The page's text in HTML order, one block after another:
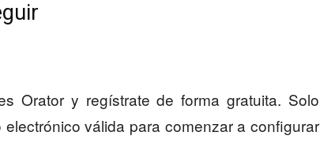
Orator y regístrate de forma gratuita. Solo
válida para comenzar a configurar